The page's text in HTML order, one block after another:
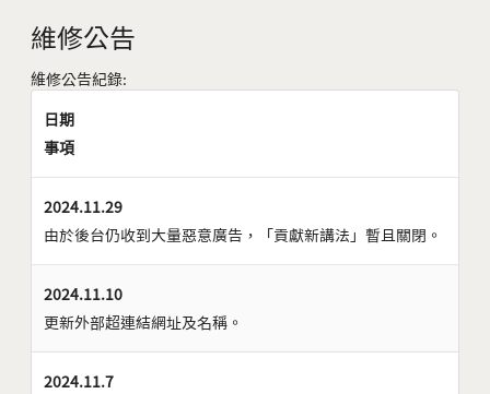
維修公告
維修公告紀錄:
日期
事項
2024.11.29
由於後台仍收到大量惡意廣告，「貢獻新講法」暫且關閉。
2024.11.10
更新外部超連結網址及名稱。
2024.11.7